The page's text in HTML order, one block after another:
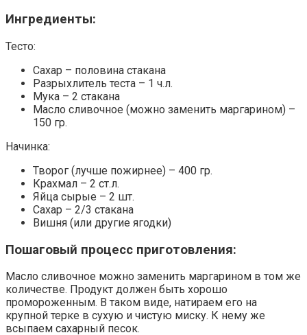
Ингредиенты:
Тесто:
Сахар – половина стакана
Разрыхлитель теста – 1 ч.л.
Мука – 2 стакана
Масло сливочное (можно заменить маргарином) –
150 гр.
Начинка:
Творог (лучше пожирнее) – 400 гр.
Крахмал – 2 ст.л.
Яйца сырые – 2 шт.
Сахар – 2/3 стакана
Вишня (или другие ягодки)
Пошаговый процесс приготовления:
Масло сливочное можно заменить маргарином в том же
количестве. Продукт должен быть хорошо
промороженным. В таком виде, натираем его на
крупной терке в сухую и чистую миску. К нему же
всыпаем сахарный песок.